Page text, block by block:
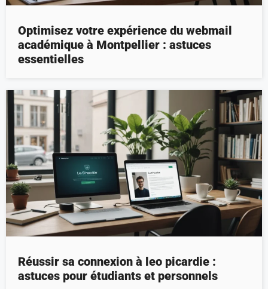
Optimisez votre expérience du webmail
académique à Montpellier : astuces
essentielles
Réussir sa connexion à leo picardie :
astuces pour étudiants et personnels